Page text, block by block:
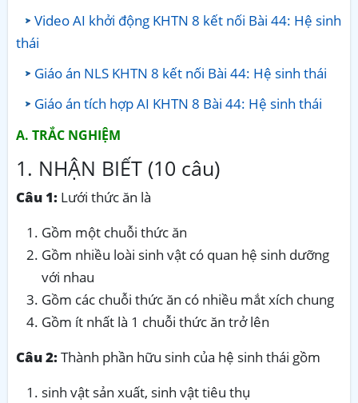
Video AI khởi động KHTN 8 kết nối Bài 44: Hệ sinh
thái
Giáo án NLS KHTN 8 kết nối Bài 44: Hệ sinh thái
Giáo án tích hợp AI KHTN 8 Bài 44: Hệ sinh thái
A. TRẮC NGHIỆM
1. NHẬN BIẾT (10 câu)
Câu 1: Lưới thức ăn là
Gồm một chuỗi thức ăn
Gồm nhiều loài sinh vật có quan hệ sinh dưỡng
với nhau
Gồm các chuỗi thức ăn có nhiều mắt xích chung
Gồm ít nhất là 1 chuỗi thức ăn trở lên
Câu 2:Thành phần hữu sinh của hệ sinh thái gồm
sinh vật sản xuất, sinh vật tiêu thụ